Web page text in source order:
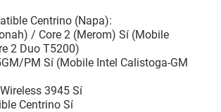
Centrino (Napa):
/ Core 2 (Merom) Sí (Mobile
2 Duo T5200)
PM Sí (Mobile Intel Calistoga-GM
3945 Sí
Centrino Sí